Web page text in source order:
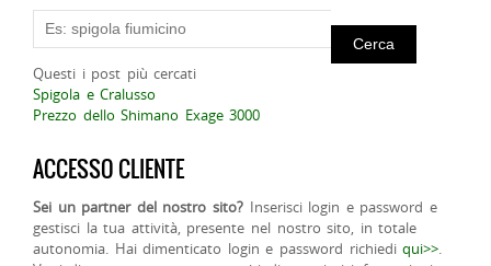
Questi i post più cercati
Spigola e Cralusso
Prezzo dello Shimano Exage 3000
ACCESSO CLIENTE
Sei un partner del nostro sito? Inserisci login e password e
gestisci la tua attività, presente nel nostro sito, in totale
autonomia. Hai dimenticato login e password richiediqui>>.